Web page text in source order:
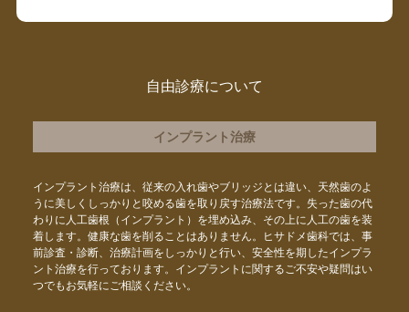
自由診療について
インプラント治療
インプラント治療は、従来の入れ歯やブリッジとは違い、天然歯のよ
うに美しくしっかりと咬める歯を取り戻す治療法です。失った歯の代
わりに人工歯根（インプラント）を埋め込み、その上に人工の歯を装
着します。健康な歯を削ることはありません。ヒサドメ歯科では、事
前診査・診断、治療計画をしっかりと行い、安全性を期したインプラ
ント治療を行っております。インプラントに関するご不安や疑問はい
つでもお気軽にご相談ください。